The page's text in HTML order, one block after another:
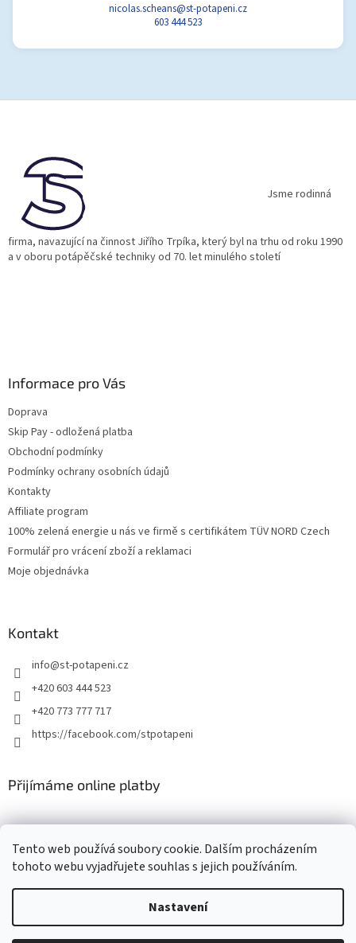
Tento web používá soubory cookie. Dalším procházením
tohoto webu vyjadřujete souhlas s jejich používáním.
Nastavení
nicolas.scheans@st-potapeni.cz
603 444 523
Jsme rodinná
firma, navazující na činnost Jiřího Trpíka, který byl na trhu od roku 1990
a v oboru potápěčské techniky od 70. let minulého století
Informace pro Vás
Doprava
Skip Pay - odložená platba
Obchodní podmínky
Podmínky ochrany osobních údajů
Kontakty
Affiliate program
100% zelená energie u nás ve firmě s certifikátem TÜV NORD Czech
Formulář pro vrácení zboží a reklamaci
Moje objednávka
Kontakt
info@st-potapeni.cz
+420 603 444 523
+420 773 777 717
https://facebook.com/stpotapeni
Přijímáme online platby